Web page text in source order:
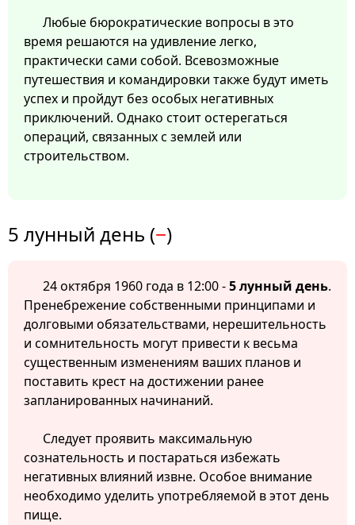
Любые бюрократические вопросы в это
время решаются на удивление легко,
практически сами собой. Всевозможные
путешествия и командировки также будут иметь
успех и пройдут без особых негативных
приключений. Однако стоит остерегаться
операций, связанных с землей или
строительством.
5 лунный день (−)
24 октября 1960 года в 12:00 -5 лунный день.
Пренебрежение собственными принципами и
долговыми обязательствами, нерешительность
и сомнительность могут привести к весьма
существенным изменениям ваших планов и
поставить крест на достижении ранее
запланированных начинаний.
Следует проявить максимальную
сознательность и постараться избежать
негативных влияний извне. Особое внимание
необходимо уделить употребляемой в этот день
пище.